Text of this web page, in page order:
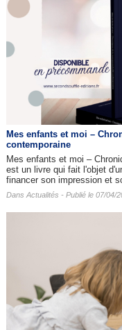
Mes enfants et moi –
contemporaine
Mes enfants et moi –
est un livre qui fait l'objet
financer son impression et
Dans Actualités - Publié le 07/04/